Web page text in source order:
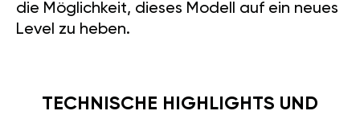
die Möglichkeit, dieses Modell auf ein neues
Level zu heben.
TECHNISCHE HIGHLIGHTS UND